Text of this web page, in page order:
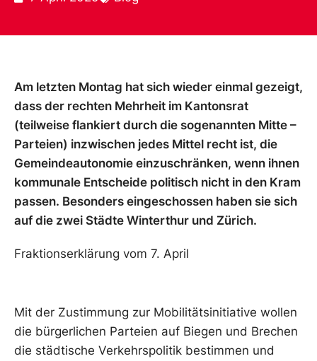
Am letzten Montag hat sich wieder einmal gezeigt,
dass der rechten Mehrheit im Kantonsrat
(teilweise flankiert durch die sogenannten Mitte –
Parteien) inzwischen jedes Mittel recht ist, die
Gemeindeautonomie einzuschränken, wenn ihnen
kommunale Entscheide politisch nicht in den Kram
passen. Besonders eingeschossen haben sie sich
auf die zwei Städte Winterthur und Zürich.
Fraktionserklärung vom 7. April
Mit der Zustimmung zur Mobilitätsinitiative wollen
die bürgerlichen Parteien auf Biegen und Brechen
die städtische Verkehrspolitik bestimmen und